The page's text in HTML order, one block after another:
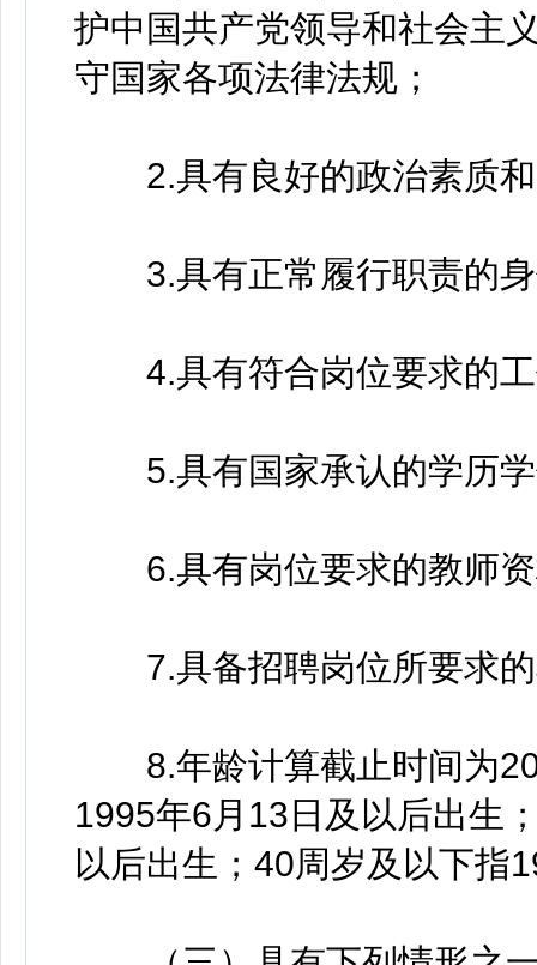
护中国共产党领导和社会主
守国家各项法律法规；
2.具有良好的政治素质和
3.具有正常履行职责的身
4.具有符合岗位要求的工
5.具有国家承认的学历学
6.具有岗位要求的教师资
7.具备招聘岗位所要求的
8.年龄计算截止时间为
1995年6月13日及以后出生
以后出生；40周岁及以下指